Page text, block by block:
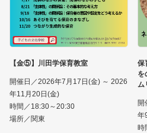
【金⑤】川田学保育教室
開催日／2026年7月17日(金) ～ 2026
年11月20日(金)
時間／18:30～20:30
場所／関東
保
を
ム
開
年
時